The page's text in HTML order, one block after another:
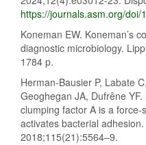
https://journals.asm.org/
Koneman EW. Koneman’s
diagnostic microbiology.
1784 p.
Herman-Bausier P, Labate
Geoghegan JA, Dufrêne
clumping factor A is a
activates bacterial
2018;115(21):5564–9.